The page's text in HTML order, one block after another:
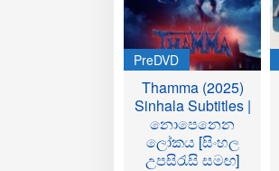
PreDVD
Thamma (2025)
Sinhala Subtitles |
නොපෙනෙන
ලෝකය [සිංහල
උපසිරැසි සමඟ]